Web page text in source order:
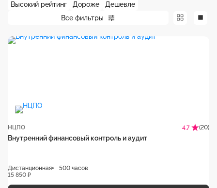
Все фильтры
Высокий рейтинг Дороже Дешевле
НЦПО 4.7 (20)
Внутренний финансовый контроль и аудит
Дистанционная
500 часов
15 850 ₽